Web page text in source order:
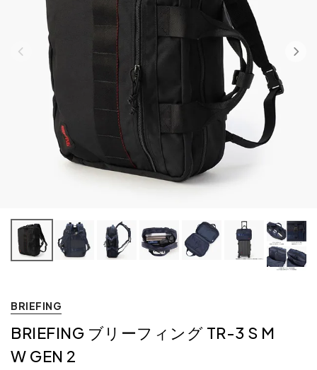
BRIEFING
BRIEFING ブリーフィング TR-3 S M
W GEN 2